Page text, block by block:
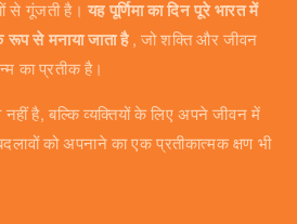
से गूंजती है। यह पूर्णिमा का दिन पूरे भारत में
से मनाया जाता है, जो शक्ति और जीवन
का प्रतीक है।
है, बल्कि व्यक्तियों के लिए अपने जीवन में
को अपनाने का एक प्रतीकात्मक क्षण भी